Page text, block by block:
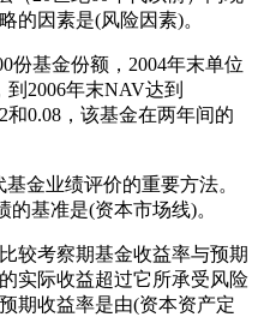
的因素是(风险因素)。
份基金份额，2004年末单位
2006年末NAV达到
和0.08，该基金在两年间的
金业绩评价的重要方法。
的基准是(资本市场线)。
较考察期基金收益率与预期
实际收益超过它所承受风险
期收益率是由(资本资产定